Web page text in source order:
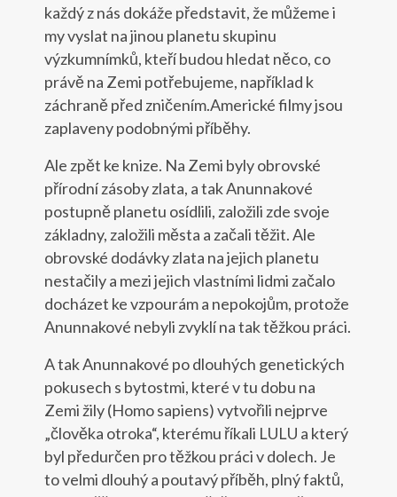
každý z nás dokáže představit, že můžeme i
my vyslat na jinou planetu skupinu
výzkumnímků, kteří budou hledat něco, co
právě na Zemi potřebujeme, například k
záchraně před zničením.Americké filmy jsou
zaplaveny podobnými příběhy.
Ale zpět ke knize. Na Zemi byly obrovské
přírodní zásoby zlata, a tak Anunnakové
postupně planetu osídlili, založili zde svoje
základny, založili města a začali těžit. Ale
obrovské dodávky zlata na jejich planetu
nestačily a mezi jejich vlastními lidmi začalo
docházet ke vzpourám a nepokojům, protože
Anunnakové nebyli zvyklí na tak těžkou práci.
A tak Anunnakové po dlouhých genetických
pokusech s bytostmi, které v tu dobu na
Zemi žily (Homo sapiens) vytvořili nejprve
„člověka otroka“, kterému říkali LULU a který
byl předurčen pro těžkou práci v dolech. Je
to velmi dlouhý a poutavý příběh, plný faktů,